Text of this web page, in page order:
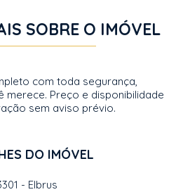
SOBRE O IMÓVEL
com toda segurança,
merece. Preço e disponibilidade
sem aviso prévio.
DO IMÓVEL
- Elbrus